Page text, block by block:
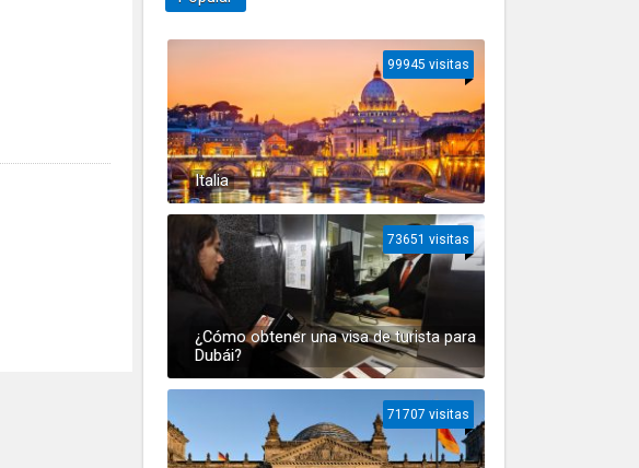
Italia
99945 visitas
¿Cómo obtener una visa de turista para
Dubái?
73651 visitas
71707 visitas